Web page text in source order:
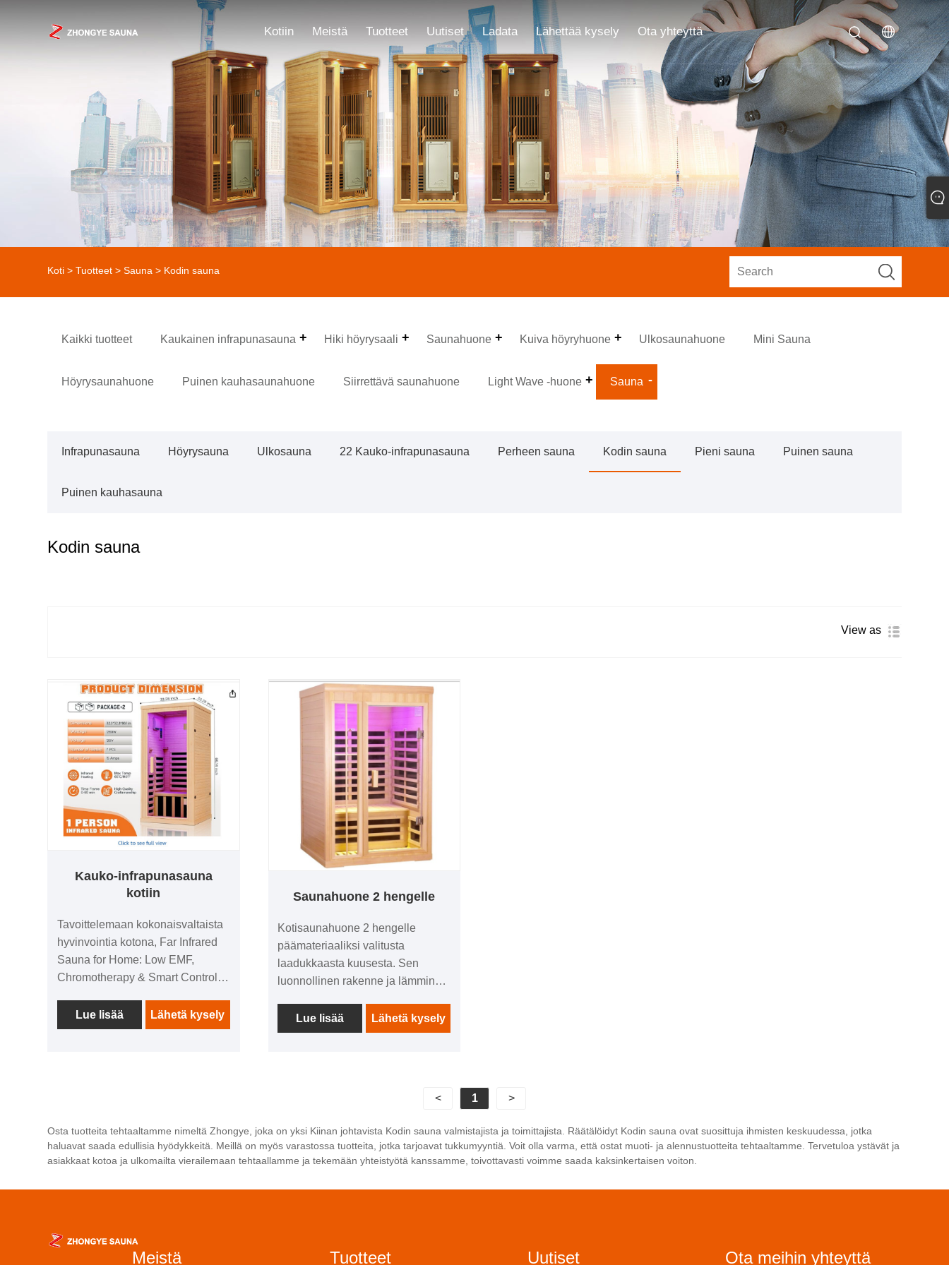
Kotiin Meistä Tuotteet Uutiset Ladata Lähettää kysely Ota yhteyttä
Koti > Tuotteet >Sauna > Kodin sauna
Kaikki tuotteet Kaukainen infrapunasauna Hiki höyrysaali Saunahuone Kuiva höyryhuone Ulkosaunahuone Mini Sauna
Höyrysaunahuone Puinen kauhasaunahuone Siirrettävä saunahuone Light Wave -huone Sauna
Infrapunasauna Höyrysauna Ulkosauna 22 Kauko-infrapunasauna Perheen sauna Kodin sauna Pieni sauna Puinen sauna
Puinen kauhasauna
Kodin sauna
View as
Kauko-infrapunasauna
kotiin
Tavoittelemaan kokonaisvaltaista
hyvinvointia kotona, Far Infrared
Sauna for Home: Low EMF,
Chromotherapy & Smart Control
ratkaisuksi, joka yhdistää
huipputeknologian, harkitun
asuintilaasi, jota korostavat
matalan EMF-infrapunateknologia,
Bluetooth-yhteys ja intuitiivinen
Lue lisää Lähetä kysely
Saunahuone 2 hengelle
Kotisaunahuone 2 hengelle
päämateriaaliksi valitusta
laadukkaasta kuusesta. Sen
luonnollinen rakenne ja lämmin
mukavan kokemuksen.
Hikihöyryhuone on suunniteltu
lämmitysjärjestelmällä, joka voi
nopeasti nostaa lämpötilaa ja
haihtumisympäristöä. Samaan
Lue lisää Lähetä kysely
< 1 >
Osta tuotteita tehtaaltamme nimeltä Zhongye, joka on yksi Kiinan johtavista Kodin sauna valmistajista ja toimittajista. Räätälöidyt Kodin sauna ovat suosittuja ihmisten keskuudessa, jotka
haluavat saada edullisia hyödykkeitä. Meillä on myös varastossa tuotteita, jotka tarjoavat tukkumyyntiä. Voit olla varma, että ostat muoti- ja alennustuotteita tehtaaltamme. Tervetuloa ystävät ja
asiakkaat kotoa ja ulkomailta vierailemaan tehtaallamme ja tekemään yhteistyötä kanssamme, toivottavasti voimme saada kaksinkertaisen voiton.
Meistä Tuotteet Uutiset Ota meihin yhteyttä